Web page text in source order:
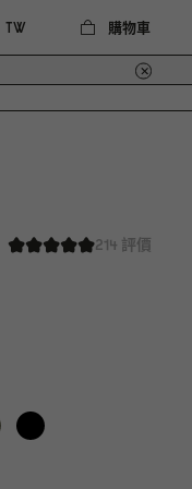
TW 購物車
214 評價